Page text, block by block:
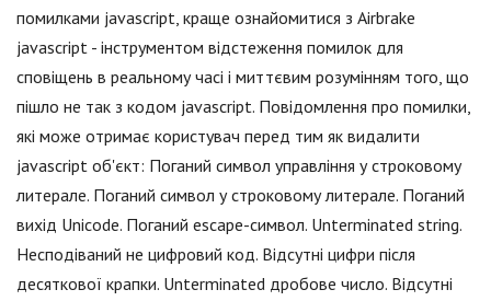
помилками jаvascript, краще ознайомитися з Airbrake
jаvascript - інструментом відстеження помилок для
сповіщень в реальному часі і миттєвим розумінням того, що
пішло не так з кодом jаvascript. Повідомлення про помилки,
які може отримає користувач перед тим як видалити
jаvascript об'єкт: Поганий символ управління у строковому
литерале. Поганий символ у строковому литерале. Поганий
вихід Unicode. Поганий escape-символ. Unterminated string.
Несподіваний не цифровий код. Відсутні цифри після
десяткової крапки. Unterminated дробове число. Відсутні